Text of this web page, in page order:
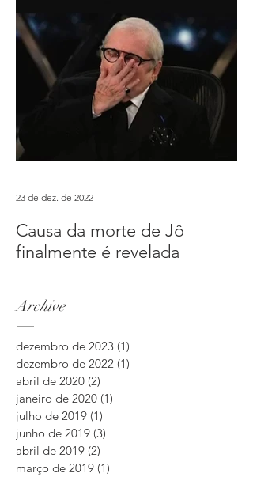
Causa da morte de Jô
finalmente é revelada
23 de dez. de 2022
Archive
dezembro de 2023 (1)
dezembro de 2022 (1)
abril de 2020 (2)
janeiro de 2020 (1)
julho de 2019 (1)
junho de 2019 (3)
abril de 2019 (2)
março de 2019 (1)